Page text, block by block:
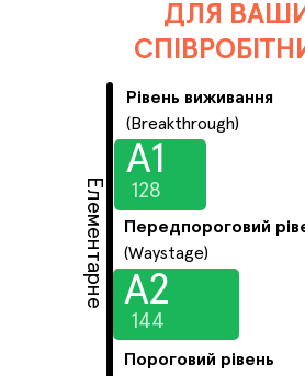
ДЛЯ
А1
128
А2
144
Елементарне
Рівень виживання
(Breakthrough)
Передпороговий
(Waystage)
Пороговий рівень